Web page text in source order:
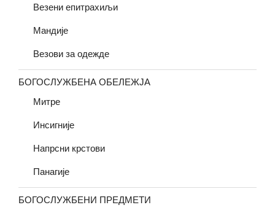
Везени епитрахиљи
Мандије
Везови за одежде
БОГОСЛУЖБЕНА ОБЕЛЕЖЈА
Митре
Инсигније
Напрсни крстови
Панагије
БОГОСЛУЖБЕНИ ПРЕДМЕТИ